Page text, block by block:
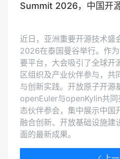
Summit 2026，中国开
近日，亚洲重要开源技术盛
2026在泰国曼谷举行。作
要平台，大会吸引了全球开
区组织及产业伙伴参与，共
与创新实践。开放原子开源
openEuler与openKylin共
态伙伴参会，集中展示中国
融合创新、开放基础设施建
面的最新成果。